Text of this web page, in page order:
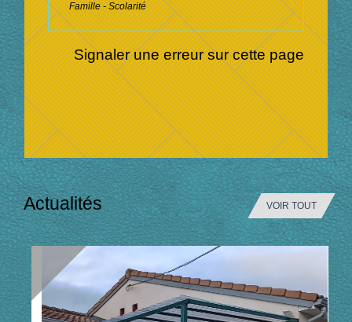
Famille - Scolarité
Signaler une erreur sur cette page
Actualités VOIR TOUT